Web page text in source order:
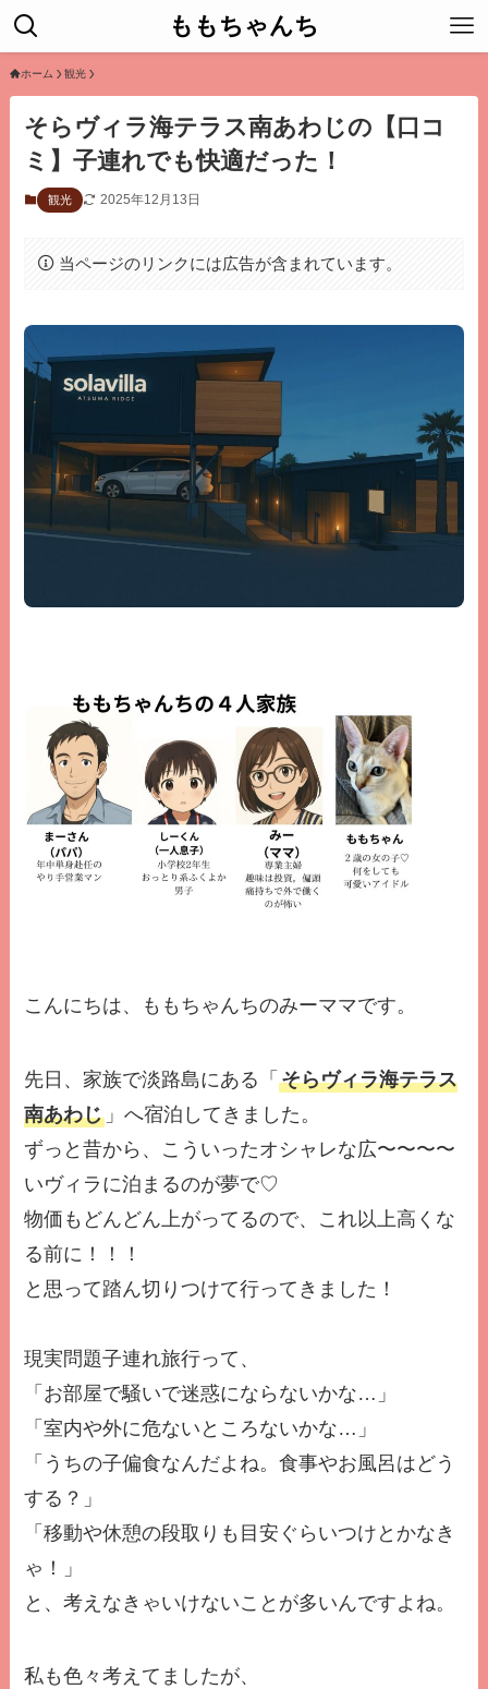
ももちゃんち
ホーム 観光
そらヴィラ海テラス南あわじの【口コ
ミ】子連れでも快適だった！
観光 2025年12月13日
当ページのリンクには広告が含まれています。
こんにちは、ももちゃんちのみーママです。
先日、家族で淡路島にある「そらヴィラ海テラス
南あわじ 」へ宿泊してきました。
ずっと昔から、こういったオシャレな広〜〜〜〜
いヴィラに泊まるのが夢で♡
物価もどんどん上がってるので、これ以上高くな
る前に！！！
と思って踏ん切りつけて行ってきました！
現実問題子連れ旅行って、
「お部屋で騒いで迷惑にならないかな…」
「室内や外に危ないところないかな…」
「うちの子偏食なんだよね。食事やお風呂はどう
する？」
「移動や休憩の段取りも目安ぐらいつけとかなき
ゃ！」
と、考えなきゃいけないことが多いんですよね。
私も色々考えてましたが、